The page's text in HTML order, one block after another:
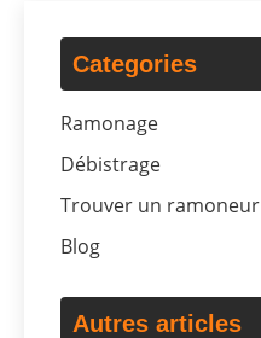
Categories
Ramonage
Débistrage
Trouver un ramoneur
Blog
Autres articles